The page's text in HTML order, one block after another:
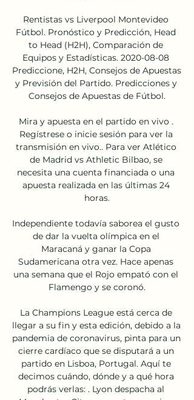
Rentistas vs Liverpool Montevideo
Fútbol. Pronóstico y Predicción, Head
to Head (H2H), Comparación de
Equipos y Estadísticas. 2020-08-08
Prediccione, H2H, Consejos de Apuestas
y Previsión del Partido. Predicciones y
Consejos de Apuestas de Fútbol.
Mira y apuesta en el partido en vivo .
Regístrese o inicie sesión para ver la
transmisión en vivo.. Para ver Atlético
de Madrid vs Athletic Bilbao, se
necesita una cuenta financiada o una
apuesta realizada en las últimas 24
horas.
Independiente todavía saborea el gusto
de dar la vuelta olímpica en el
Maracaná y ganar la Copa
Sudamericana otra vez. Hace apenas
una semana que el Rojo empató con el
Flamengo y se coronó.
La Champions League está cerca de
llegar a su fin y esta edición, debido a la
pandemia de coronavirus, pinta para un
cierre cardíaco que se disputará a un
partido en Lisboa, Portugal. Aquí te
decimos cuándo, dónde y a qué hora
podrás verlas: . Lyon despacha al